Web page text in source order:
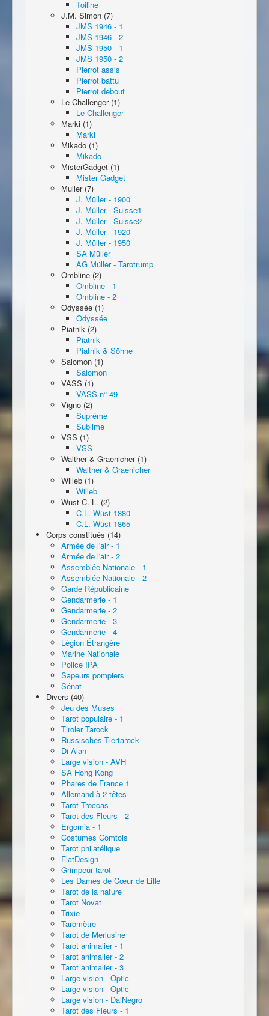
Toiline
J.M. Simon (7)
JMS 1946 - 1
JMS 1946 - 2
JMS 1950 - 1
JMS 1950 - 2
Pierrot assis
Pierrot battu
Pierrot debout
Le Challenger (1)
Le Challenger
Marki (1)
Marki
Mikado (1)
Mikado
MisterGadget (1)
Mister Gadget
Muller (7)
J. Müller - 1900
J. Müller - Suisse1
J. Müller - Suisse2
J. Müller - 1920
J. Müller - 1950
SA Müller
AG Müller - Tarotrump
Ombline (2)
Ombline - 1
Ombline - 2
Odyssée (1)
Odyssée
Piatnik (2)
Piatnik
Piatnik & Söhne
Salomon (1)
Salomon
VASS (1)
VASS n° 49
Vigno (2)
Suprême
Sublime
VSS (1)
VSS
Walther & Graenicher (1)
Walther & Graenicher
Willeb (1)
Willeb
Wüst C. L. (2)
C.L. Wüst 1880
C.L. Wüst 1865
Corps constitués (14)
Armée de l'air - 1
Armée de l'air - 2
Assemblée Nationale - 1
Assemblée Nationale - 2
Garde Républicaine
Gendarmerie - 1
Gendarmerie - 2
Gendarmerie - 3
Gendarmerie - 4
Légion Étrangère
Marine Nationale
Police IPA
Sapeurs pompiers
Sénat
Divers (40)
Jeu des Muses
Tarot populaire - 1
Tiroler Tarock
Russisches Tiertarock
Di Alan
Large vision - AVH
SA Hong Kong
Phares de France 1
Allemand à 2 têtes
Tarot Troccas
Tarot des Fleurs - 2
Ergomia - 1
Costumes Comtois
Tarot philatélique
FlatDesign
Grimpeur tarot
Les Dames de Cœur de Lille
Tarot de la nature
Tarot Novat
Trixie
Taromètre
Tarot de Merlusine
Tarot animalier - 1
Tarot animalier - 2
Tarot animalier - 3
Large vision - Optic
Large vision - Optic
Large vision - DalNegro
Tarot des Fleurs - 1